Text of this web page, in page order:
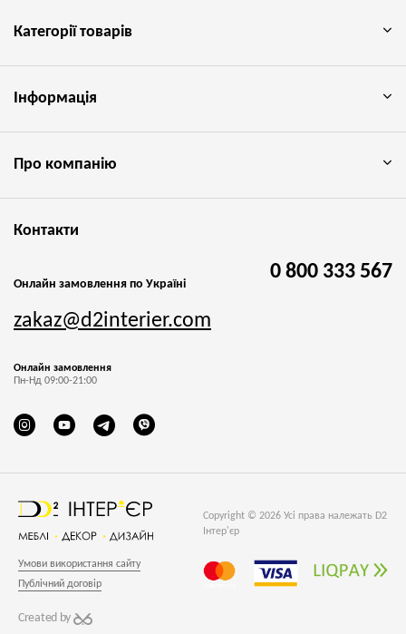
Copyright © 2026 Усі права належать D2
Інтер'єр
Умови використання сайту
Публічний договір
Created by
Категорії товарів
Інформація
Про компанію
Контакти
Онлайн замовлення по Україні
0 800 333 567
zakaz@d2interier.com
Онлайн замовлення
Пн-Нд 09:00-21:00